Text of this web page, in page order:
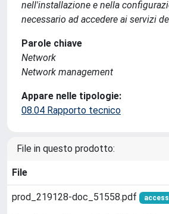
nell'installazione e nella
necessario ad accedere ai servizi
Parole chiave
Network
Network management
Appare nelle tipologie:
08.04 Rapporto tecnico
File in questo prodotto:
File
prod_219128-doc_51558.pdf